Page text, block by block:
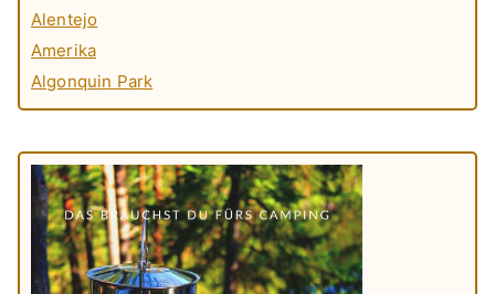
Alentejo
Amerika
Algonquin Park